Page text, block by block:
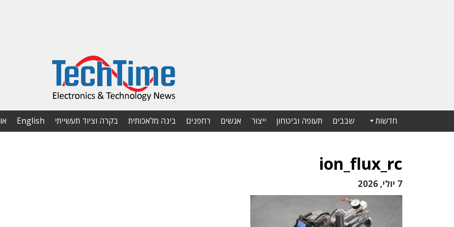
חדשות שבבים תעופה וביטחון ייצור אנשים רחפנים בינה מלאכותית בקרה וציוד תעשייתי English
ion_flux_rc
7 יולי, 2026